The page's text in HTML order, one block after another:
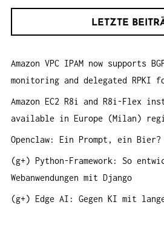
I
a
c
h
:
LETZTE
Amazon VPC IPAM now supports
monitoring and delegated RPKI
Amazon EC2 R8i and R8i-Flex
available in Europe (Milan)
Openclaw: Ein Prompt, ein Bier?
(g+) Python-Framework: So
Webanwendungen mit Django
(g+) Edge AI: Gegen KI mit